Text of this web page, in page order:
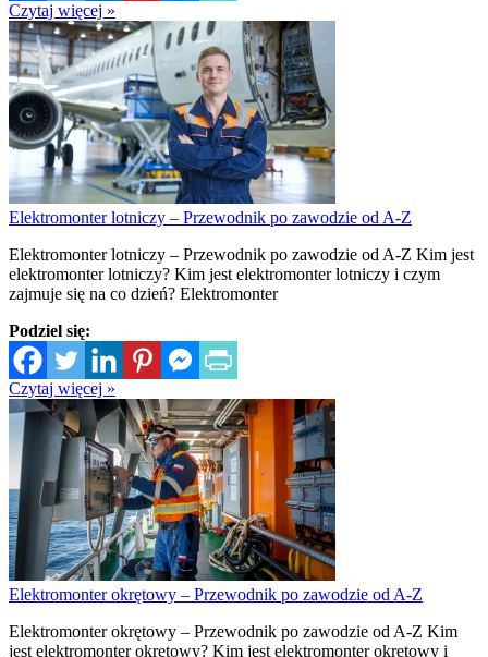
Czytaj więcej »
Elektromonter lotniczy – Przewodnik po zawodzie od A-Z
Elektromonter lotniczy – Przewodnik po zawodzie od A-Z Kim jest
elektromonter lotniczy? Kim jest elektromonter lotniczy i czym
zajmuje się na co dzień? Elektromonter
Podziel się:
Czytaj więcej »
Elektromonter okrętowy – Przewodnik po zawodzie od A-Z
Elektromonter okrętowy – Przewodnik po zawodzie od A-Z Kim
jest elektromonter okrętowy? Kim jest elektromonter okrętowy i